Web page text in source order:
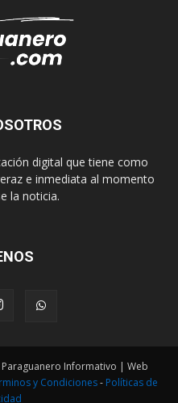
digital que tiene como
e inmediata al momento
la noticia.
Informativo | Web
y Condiciones- Políticas de